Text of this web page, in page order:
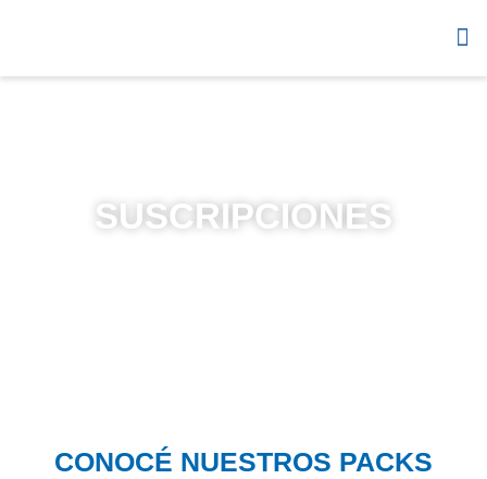
SUSCRIPCIONES
CONOCÉ NUESTROS PACKS